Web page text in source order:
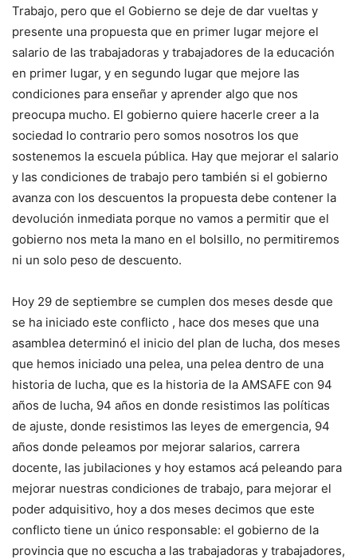
Trabajo, pero que el Gobierno se deje de dar vueltas y
presente una propuesta que en primer lugar mejore el
salario de las trabajadoras y trabajadores de la educación
en primer lugar, y en segundo lugar que mejore las
condiciones para enseñar y aprender algo que nos
preocupa mucho. El gobierno quiere hacerle creer a la
sociedad lo contrario pero somos nosotros los que
sostenemos la escuela pública. Hay que mejorar el salario
y las condiciones de trabajo pero también si el gobierno
avanza con los descuentos la propuesta debe contener la
devolución inmediata porque no vamos a permitir que el
gobierno nos meta la mano en el bolsillo, no permitiremos
ni un solo peso de descuento.
Hoy 29 de septiembre se cumplen dos meses desde que
se ha iniciado este conflicto , hace dos meses que una
asamblea determinó el inicio del plan de lucha, dos meses
que hemos iniciado una pelea, una pelea dentro de una
historia de lucha, que es la historia de la AMSAFE con 94
años de lucha, 94 años en donde resistimos las políticas
de ajuste, donde resistimos las leyes de emergencia, 94
años donde peleamos por mejorar salarios, carrera
docente, las jubilaciones y hoy estamos acá peleando para
mejorar nuestras condiciones de trabajo, para mejorar el
poder adquisitivo, hoy a dos meses decimos que este
conflicto tiene un único responsable: el gobierno de la
provincia que no escucha a las trabajadoras y trabajadores,